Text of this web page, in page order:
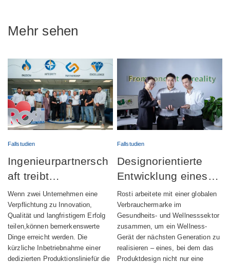
Mehr sehen
Fallstudien
Ingenieurpartnersch
aft treibt
erfolgreichen Start
der Produktion
automatischer
Schmiervorrichtunge
n voran
Wenn zwei Unternehmen eine
Verpflichtung zu Innovation,
Qualität und langfristigem Erfolg
teilen,können bemerkenswerte
Dinge erreicht werden. Die
kürzliche Inbetriebnahme einer
dedizierten Produktionsliniefür die
Fallstudien
Designorientierte
Entwicklung eines
vollständig
integrierten
Wellness-Geräts
Rosti arbeitete mit einer globalen
Verbrauchermarke im
Gesundheits- und Wellnesssektor
zusammen, um ein Wellness-
Gerät der nächsten Generation zu
realisieren – eines, bei dem das
Produktdesign nicht nur eine